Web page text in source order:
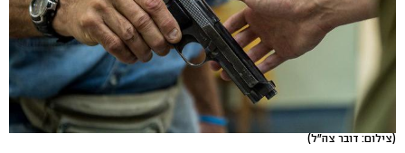
(צילום: דובר צה"ל)